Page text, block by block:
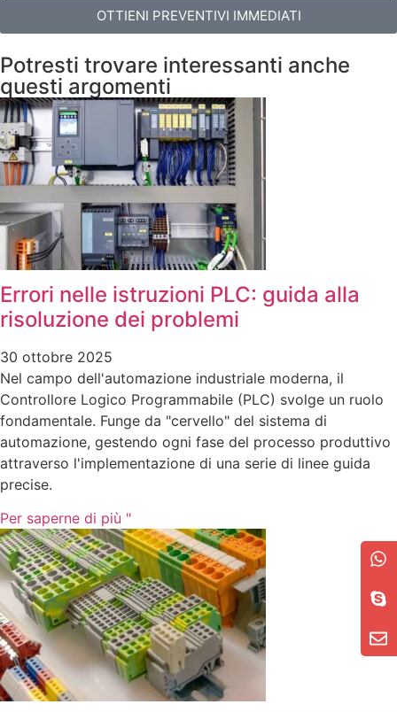
OTTIENI PREVENTIVI IMMEDIATI
Potresti trovare interessanti anche
questi argomenti
Errori nelle istruzioni PLC: guida alla
risoluzione dei problemi
30 ottobre 2025
Nel campo dell'automazione industriale moderna, il
Controllore Logico Programmabile (PLC) svolge un ruolo
fondamentale. Funge da "cervello" del sistema di
automazione, gestendo ogni fase del processo produttivo
attraverso l'implementazione di una serie di linee guida
precise.
Per saperne di più "